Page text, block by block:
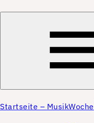
Startseite – MusikWoche